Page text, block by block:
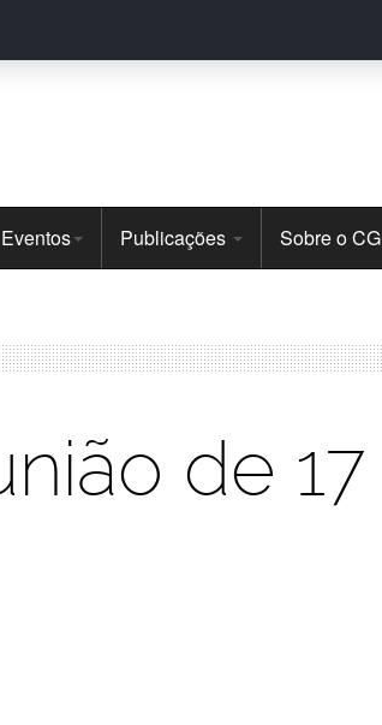
Eventos Publicações Sobre o
de